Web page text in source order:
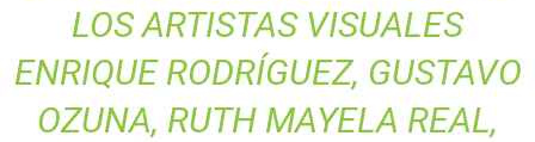
LOS ARTISTAS VISUALES
ENRIQUE RODRÍGUEZ, GUSTAVO
OZUNA, RUTH MAYELA REAL,